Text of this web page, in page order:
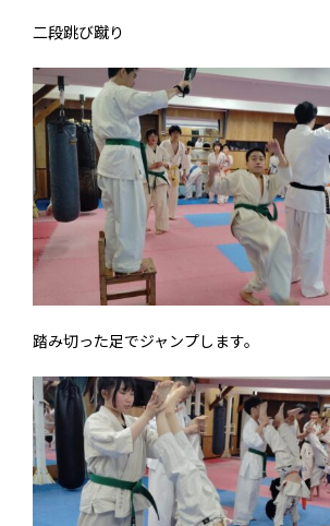
二段跳び蹴り
踏み切った足でジャンプします。